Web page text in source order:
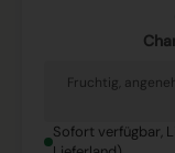
Fruchtig,
Sofort verfügbar,